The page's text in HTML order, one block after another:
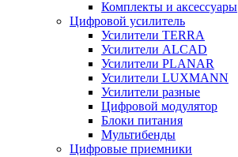
Комплекты и аксессуары
Цифровой усилитель
Усилители TERRA
Усилители ALCAD
Усилители PLANAR
Усилители LUXMANN
Усилители разные
Цифровой модулятор
Блоки питания
Мультибенды
Цифровые приемники